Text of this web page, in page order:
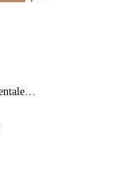
UDAF du Jura (Union départementale des associations familiales)